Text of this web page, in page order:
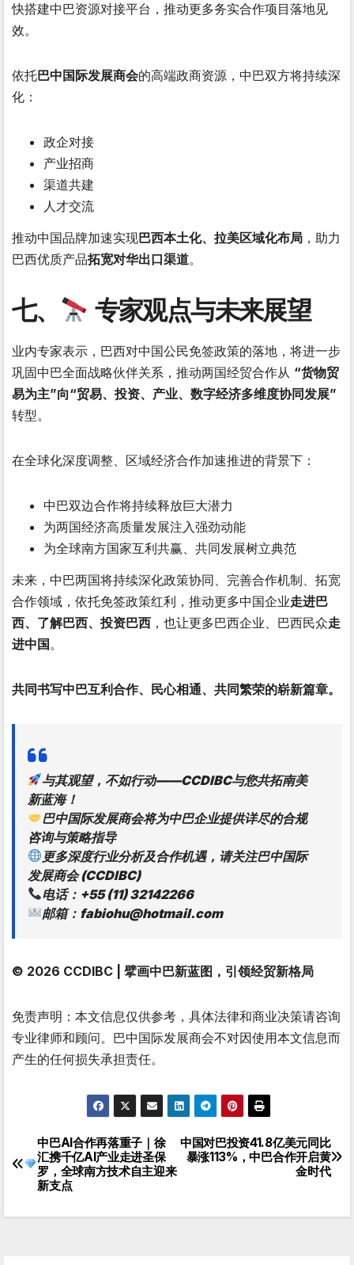
快搭建中巴资源对接平台，推动更多务实合作项目落地见
效。
依托巴中国际发展商会的高端政商资源，中巴双方将持续深
化：
政企对接
产业招商
渠道共建
人才交流
推动中国品牌加速实现巴西本土化、拉美区域化布局 ，助力
巴西优质产品拓宽对华出口渠道。
七、 专家观点与未来展望
业内专家表示，巴西对中国公民免签政策的落地，将进一步
巩固中巴全面战略伙伴关系，推动两国经贸合作从 “货物贸
易为主”向“贸易、投资、产业、数字经济多维度协同发展”
转型。
在全球化深度调整、区域经济合作加速推进的背景下：
中巴双边合作将持续释放巨大潜力
为两国经济高质量发展注入强劲动能
为全球南方国家互利共赢、共同发展树立典范
未来，中巴两国将持续深化政策协同、完善合作机制、拓宽
合作领域，依托免签政策红利，推动更多中国企业走进巴
西、了解巴西、投资巴西 ，也让更多巴西企业、巴西民众走
进中国。
共同书写中巴互利合作、民心相通、共同繁荣的崭新篇章。
与其观望，不如行动——CCDIBC与您共拓南美
新蓝海！
巴中国际发展商会将为中巴企业提供详尽的合规
咨询与策略指导
更多深度行业分析及合作机遇，请关注巴中国际
发展商会 (CCDIBC)
电话：+55 (11) 32142266
邮箱：fabiohu@hotmail.com
© 2026 CCDIBC | 擘画中巴新蓝图，引领经贸新格局
免责声明：本文信息仅供参考，具体法律和商业决策请咨询
专业律师和顾问。巴中国际发展商会不对因使用本文信息而
产生的任何损失承担责任。
文
导
中国对巴投资41.8亿美元同比
暴涨113%，中巴合作开启黄
金时代
中巴AI合作再落重子｜徐
汇携千亿AI产业走进圣保
罗，全球南方技术自主迎来
新支点